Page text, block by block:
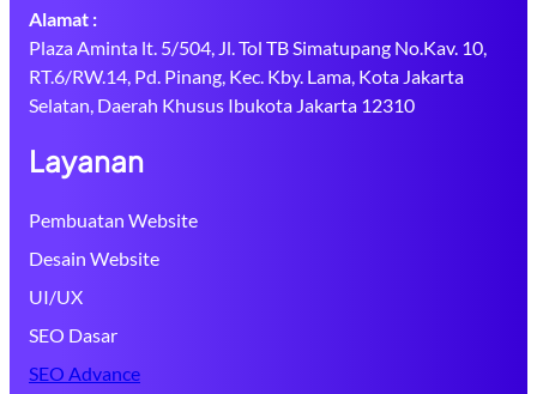
Alamat :
Plaza Aminta lt. 5/504, Jl. Tol TB Simatupang No.Kav. 10,
RT.6/RW.14, Pd. Pinang, Kec. Kby. Lama, Kota Jakarta
Selatan, Daerah Khusus Ibukota Jakarta 12310
Layanan
Pembuatan Website
Desain Website
UI/UX
SEO Dasar
SEO Advance